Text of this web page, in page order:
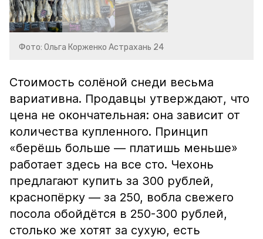
Фото: Ольга Корженко Астрахань 24
Стоимость солёной снеди весьма
вариативна. Продавцы утверждают, что
цена не окончательная: она зависит от
количества купленного. Принцип
«берёшь больше — платишь меньше»
работает здесь на все сто. Чехонь
предлагают купить за 300 рублей,
краснопёрку — за 250, вобла свежего
посола обойдётся в 250-300 рублей,
столько же хотят за сухую, есть